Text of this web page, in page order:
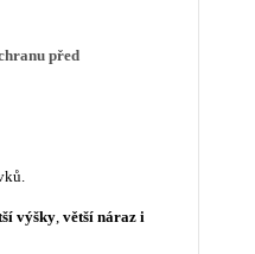
před
výšky, větší náraz i